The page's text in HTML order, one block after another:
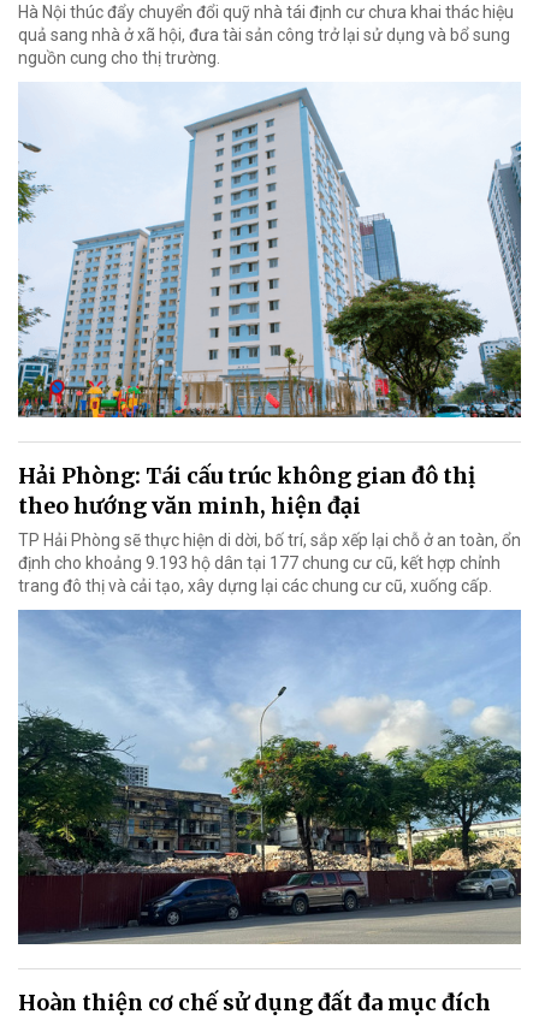
Hà Nội thúc đẩy chuyển đổi quỹ nhà tái định cư chưa khai thác hiệu
quả sang nhà ở xã hội, đưa tài sản công trở lại sử dụng và bổ sung
nguồn cung cho thị trường.
Hải Phòng: Tái cấu trúc không gian đô thị
theo hướng văn minh, hiện đại
TP Hải Phòng sẽ thực hiện di dời, bố trí, sắp xếp lại chỗ ở an toàn, ổn
định cho khoảng 9.193 hộ dân tại 177 chung cư cũ, kết hợp chỉnh
trang đô thị và cải tạo, xây dựng lại các chung cư cũ, xuống cấp.
Hoàn thiện cơ chế sử dụng đất đa mục đích